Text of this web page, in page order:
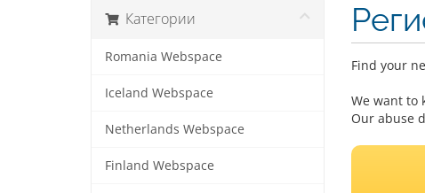
Категории
Romania Webspace
Iceland Webspace
Netherlands Webspace
Finland Webspace
Find your
We want to
Our abuse